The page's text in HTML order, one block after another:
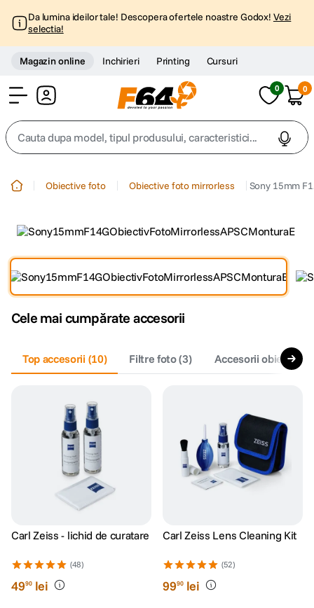
Da lumina ideilor tale! Descopera ofertele noastre Godox! Vezi
selectia!
Magazin online Inchirieri Printing Cursuri
0 0
Cauta dupa model, tipul produsului, caracteristici...
3. trepied telefon
peak design
lavaliera
card memorie
ulanzi
insta 360
godox
Obiective foto Obiective foto mirrorless Sony 15mm
Cele mai cumpărate accesorii
Top accesorii (10) Filtre foto(3) Accesorii obiective
Carl Zeiss - lichid de curatare
(48)
4990 lei
Carl Zeiss Lens Cleaning Kit
(52)
9990 lei